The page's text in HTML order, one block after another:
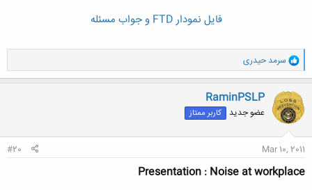
فایل نمودار FTD و جواب مسئله
و
ا
ک
ن
ش
ه
ا
سرمد حیدری
RaminPSLP
عضو جدید کاربر ممتاز
Mar 10, 2011
#20
Presentation : Noise at workplace